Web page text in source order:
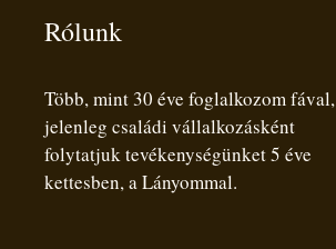
Rólunk
Több, mint 30 éve foglalkozom fával,
jelenleg családi vállalkozásként
folytatjuk tevékenységünket 5 éve
kettesben, a Lányommal.